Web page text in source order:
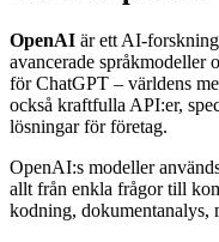
OpenAI är ett AI-
avancerade språkmodeller
för ChatGPT – världens
också kraftfulla API:er,
lösningar för företag.
OpenAI:s modeller
allt från enkla frågor till
kodning, dokumentanalys,